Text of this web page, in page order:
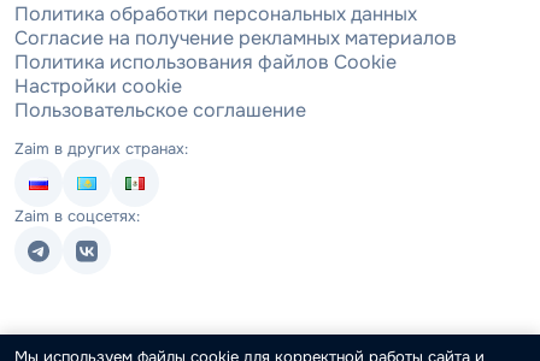
Политика обработки персональных данных
Согласие на получение рекламных материалов
Политика использования файлов Cookie
Настройки cookie
Пользовательское соглашение
Zaim в других странах:
Zaim в соцсетях:
Мы используем файлы cookie для корректной работы сайта и